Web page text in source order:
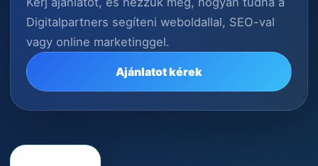
Digitalpartners segíteni weboldallal, SEO-val
vagy online marketinggel.
Ajánlatot kérek